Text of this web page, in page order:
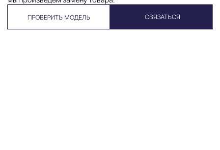
ПРОВЕРИТЬ МОДЕЛЬ СВЯЗАТЬСЯ